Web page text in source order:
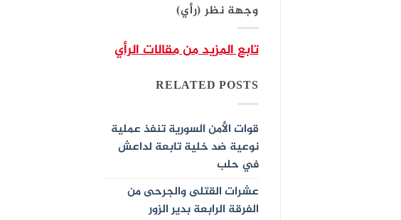
وجهة نظر (رأي)
تابع المزيد من مقالات الرأي
RELATED POSTS
قوات الأمن السورية تنفذ عملية
نوعية ضد خلية تابعة لداعش
في حلب
عشرات القتلى والجرحى من
الفرقة الرابعة بدير الزور